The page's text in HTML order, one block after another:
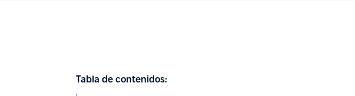
Tabla de contenidos: